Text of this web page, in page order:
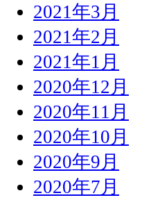
2021年3月
2021年2月
2021年1月
2020年12月
2020年11月
2020年10月
2020年9月
2020年7月